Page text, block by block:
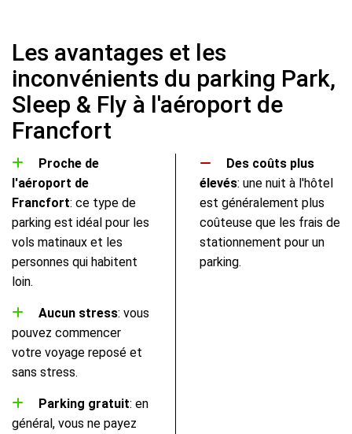
Les avantages et les
inconvénients du parking Park,
Sleep & Fly à l'aéroport de
Francfort
Proche de
l'aéroport de
Francfort: ce type de
parking est idéal pour les
vols matinaux et les
personnes qui habitent
loin.
Aucun stress: vous
pouvez commencer
votre voyage reposé et
sans stress.
Parking gratuit: en
général, vous ne payez
Des coûts plus
élevés: une nuit à l'hôtel
est généralement plus
coûteuse que les frais de
stationnement pour un
parking.